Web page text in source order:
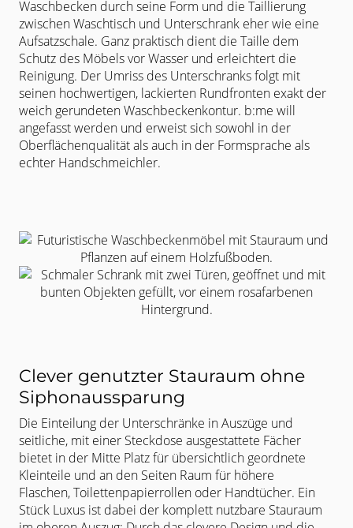
Waschbecken durch seine Form und die Taillierung
zwischen Waschtisch und Unterschrank eher wie eine
Aufsatzschale. Ganz praktisch dient die Taille dem
Schutz des Möbels vor Wasser und erleichtert die
Reinigung. Der Umriss des Unterschranks folgt mit
seinen hochwertigen, lackierten Rundfronten exakt der
weich gerundeten Waschbeckenkontur. b:me will
angefasst werden und erweist sich sowohl in der
Oberflächenqualität als auch in der Formsprache als
echter Handschmeichler.
Clever genutzter Stauraum ohne
Siphonaussparung
Die Einteilung der Unterschränke in Auszüge und
seitliche, mit einer Steckdose ausgestattete Fächer
bietet in der Mitte Platz für übersichtlich geordnete
Kleinteile und an den Seiten Raum für höhere
Flaschen,Toilettenpapierrollen oder Handtücher. Ein
Stück Luxus ist dabei der komplett nutzbare Stauraum